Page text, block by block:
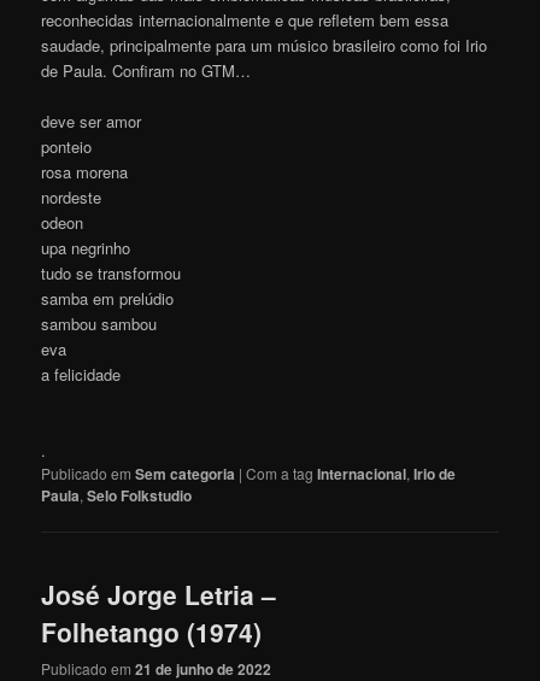
reconhecidas internacionalmente e que refletem bem essa
saudade, principalmente para um músico brasileiro como foi Irio
de Paula. Confiram no GTM…
deve ser amor
ponteio
rosa morena
nordeste
odeon
upa negrinho
tudo se transformou
samba em prelúdio
sambou sambou
eva
a felicidade
.
Publicado em Sem categoria |Com a tagInternacional,Irio de
Paula,Selo Folkstudio
José Jorge Letria –
Folhetango (1974)
Publicado em21 de junho de 2022